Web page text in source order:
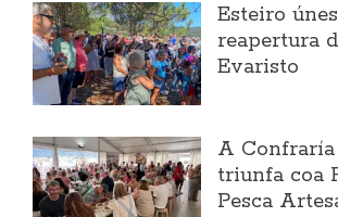
Esteiro
reapertura
Evaristo
A Confraría
triunfa coa
Pesca